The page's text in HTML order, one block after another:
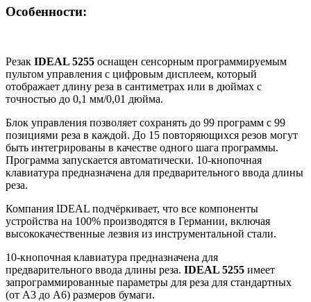
Особенности:
Резак IDEAL 5255 оснащен сенсорным программируемым
пультом управления с цифровым дисплеем, который
отображает длину реза в сантиметрах или в дюймах с
точностью до 0,1 мм/0,01 дюйма.
Блок управления позволяет сохранять до 99 программ с 99
позициями реза в каждой. До 15 повторяющихся резов могут
быть интегрированы в качестве одного шага программы.
Программа запускается автоматически. 10-кнопочная
клавиатура предназначена для предварительного ввода длины
реза.
Компания IDEAL подчёркивает, что все компоненты
устройства на 100% производятся в Германии, включая
высококачественные лезвия из инструментальной стали.
10-кнопочная клавиатура предназначена для
предварительного ввода длины реза. IDEAL 5255 имеет
запрограммированные параметры для реза для стандартных
(от А3 до А6) размеров бумаги.